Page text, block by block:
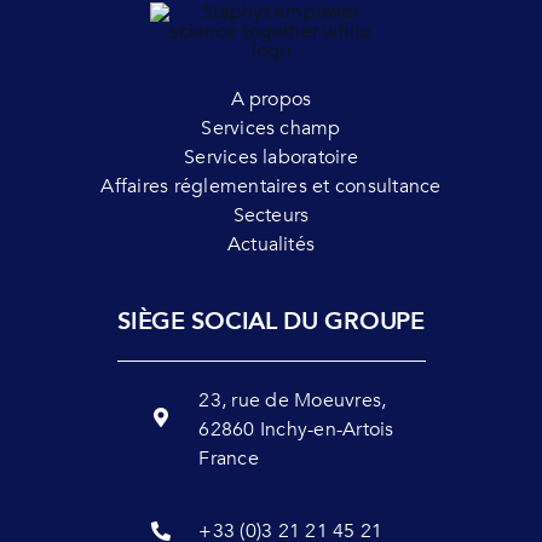
A propos
Services champ
Services laboratoire
Affaires réglementaires et consultance
Secteurs
Actualités
SIÈGE SOCIAL DU GROUPE
23, rue de Moeuvres,
62860 Inchy-en-Artois
France
+33 (0)3 21 21 45 21